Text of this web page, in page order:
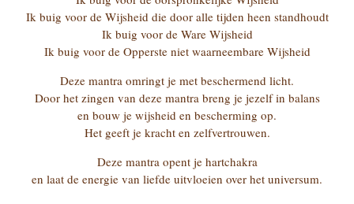
Ik buig voor de Wijsheid die door alle tijden heen standhoudt
Ik buig voor de Ware Wijsheid
Ik buig voor de Opperste niet waarneembare Wijsheid
Deze mantra omringt je met beschermend licht.
Door het zingen van deze mantra breng je jezelf in balans
en bouw je wijsheid en bescherming op.
Het geeft je kracht en zelfvertrouwen.
Deze mantra opent je hartchakra
en laat de energie van liefde uitvloeien over het universum.